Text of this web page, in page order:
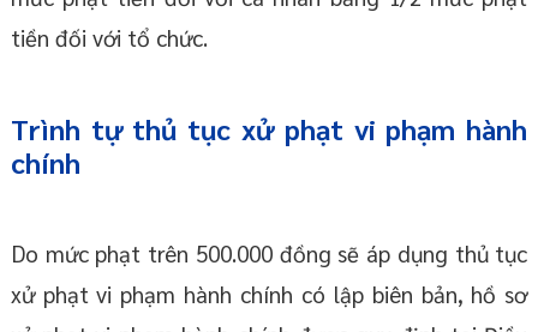
tiền đối với tổ chức.
Trình tự thủ tục xử phạt vi phạm hành
chính
Do mức phạt trên 500.000 đồng sẽ áp dụng thủ tục
xử phạt vi phạm hành chính có lập biên bản, hồ sơ